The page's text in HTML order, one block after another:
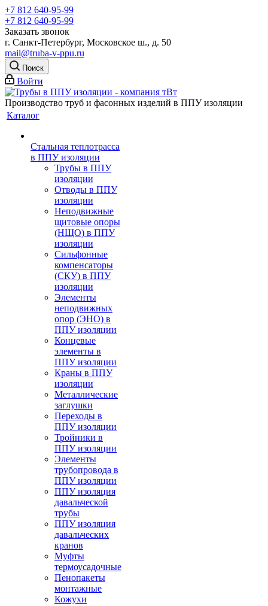
+7 812 640-95-99
+7 812 640-95-99
Заказать звонок
г. Санкт-Петербург, Московское ш., д. 50
mail@truba-v-ppu.ru
Поиск
Войти
Производство труб и фасонных изделий в ППУ изоляции
Каталог
Стальная теплотрасса
в ППУ изоляции
Трубы в ППУ
изоляции
Отводы в ППУ
изоляции
Неподвижные
щитовые опоры
(НЩО) в ППУ
изоляции
Cильфонные
компенсаторы
(СКУ) в ППУ
изоляции
Элементы
неподвижных
опор (ЭНО) в
ППУ изоляции
Концевые
элементы в
ППУ изоляции
Краны в ППУ
изоляции
Металлические
заглушки
Переходы в
ППУ изоляции
Тройники в
ППУ изоляции
Элементы
трубопровода в
ППУ изоляции
ППУ изоляция
давальческой
трубы
ППУ изоляция
давальческих
кранов
Муфты
термоусадочные
Пенопакеты
монтажные
Кожухи